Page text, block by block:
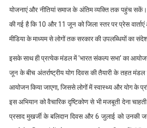
योजनाएं और नीतियां समाज के अंतिम व्यक्ति तक पहुंच सकें।
की गई है कि 10 और 11 जून को जिला स्तर पर प्रेस वार्ताएं
मीडिया के माध्यम से लोगों तक सरकार की उपलब्धियों का
इसके साथ ही प्रत्येक मंडल में 'भारत संकल्प सभा' का
जून के बीच अंतर्राष्ट्रीय योग दिवस की तैयारी के तहत मंडल
आयोजन किया जाएगा, जिससे लोगों में स्वास्थ्य और योग के
इस अभियान को वैचारिक दृष्टिकोण से भी मजबूती देना
प्रसाद मुखर्जी के बलिदान दिवस और 6 जुलाई को उनकी